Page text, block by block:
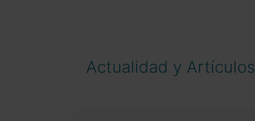
Actualidad y Artículos